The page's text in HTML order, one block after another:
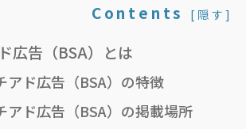
Contents [ 隠す ]
広告（BSA）とは
ド広告（BSA）の特徴
ド広告（BSA）の掲載場所